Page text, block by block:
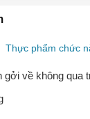
Thực phẩm chức
gởi về không qua